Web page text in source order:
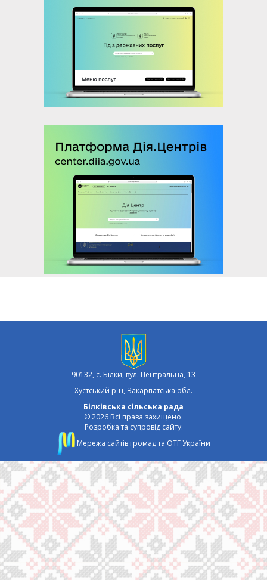
90132, с. Білки, вул. Центральна, 13
Хустський р-н, Закарпатська обл.
Білківська сільська рада
© 2026 Всі права захищено.
Розробка та супровід сайту:
Мережа сайтів громад та ОТГ України